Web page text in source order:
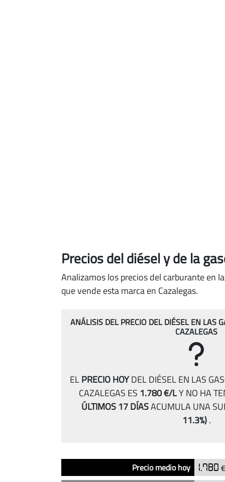
Precios del diésely de la
Analizamos los precios del carburante en
que vende esta marca en Cazalegas.
ANÁLISIS DEL PRECIO DEL DIÉSEL EN LAS
CAZALEGAS
ELPRECIO HOYDEL DIÉSEL EN LAS
CAZALEGAS ES 1.780 €/LY NO HA
ÚLTIMOS 17 DÍASACUMULA UNA
11.3%).
Análisis
Precio medio hoy 1.780